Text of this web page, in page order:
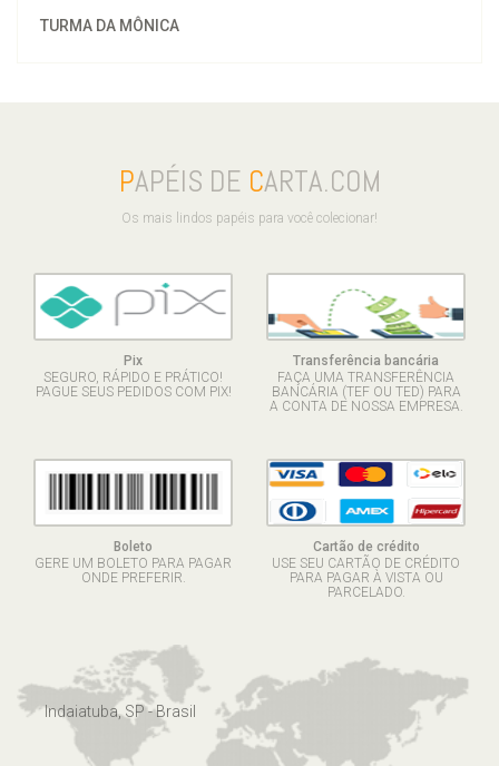
TURMA DA MÔNICA
PAPÉIS DE CARTA.COM
Os mais lindos papéis para você colecionar!
Pix
SEGURO, RÁPIDO E PRÁTICO!
PAGUE SEUS PEDIDOS COM PIX!
Transferência bancária
FAÇA UMA TRANSFERÊNCIA
BANCÁRIA (TEF OU TED) PARA
A CONTA DE NOSSA EMPRESA.
Boleto
GERE UM BOLETO PARA PAGAR
ONDE PREFERIR.
Cartão de crédito
USE SEU CARTÃO DE CRÉDITO
PARA PAGAR À VISTA OU
PARCELADO.
Indaiatuba, SP - Brasil